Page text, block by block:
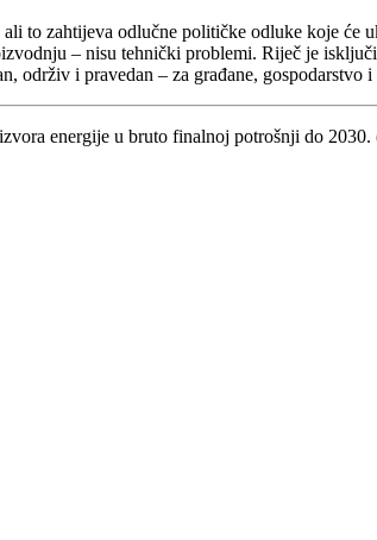
to zahtijeva odlučne političke odluke koje
– nisu tehnički problemi. Riječ je
održiv i pravedan – za građane, gospodarstvo
energije u bruto finalnoj potrošnji do 2030.